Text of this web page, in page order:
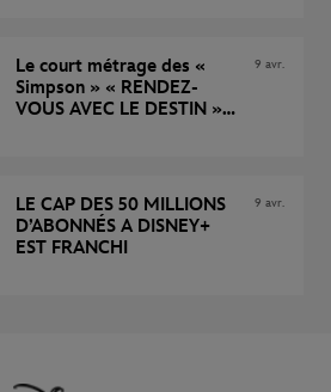
THE MANDALORIAN » et
la fin spectaculaire de «
STAR WARS : THE CLONE
WARS »
Le court métrage des «
Simpson » « RENDEZ-
VOUS AVEC LE DESTIN »
9 avr.
LE CAP DES 50 MILLIONS
D’ABONNÉS A DISNEY+
EST FRANCHI
9 avr.